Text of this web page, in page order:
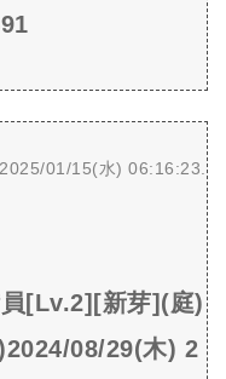
01/15(水) 06:16:23.
[Lv.2][新芽](庭)
08/29(木) 2